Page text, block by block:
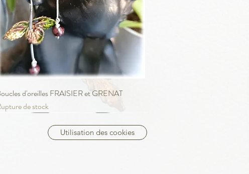
Aperçu rapide
d'oreilles FRAISIER et GRENAT
de stock
Utilisation des cookies